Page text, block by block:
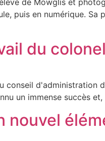
puis en numérique.
du
conseil
un immense succès
nouvel